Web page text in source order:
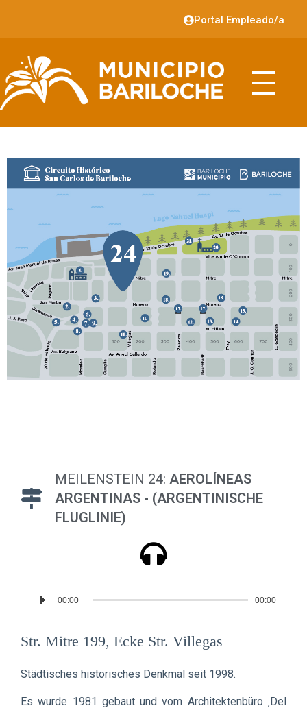
Portal Empleado/a
MEILENSTEIN 24: AEROLÍNEAS
ARGENTINAS - (ARGENTINISCHE
FLUGLINIE)
Reproductor
00:00 00:00
Str. Mitre 199, Ecke Str. Villegas
Städtisches historisches Denkmal seit 1998.
Es wurde 1981 gebaut und vom Architektenbüro ‚Del